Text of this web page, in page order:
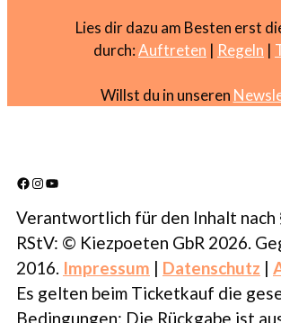
Lies dir dazu am Besten erst
durch:Auftreten | Regeln |
Willst du in unseren
Facebook
Instagram
YouTube
Verantwortlich für den Inhalt nach
RStV: © Kiezpoeten GbR 2026.
2016. Impressum | Datenschutz |
Es gelten beim Ticketkauf die
Bedingungen: Die Rückgabe ist